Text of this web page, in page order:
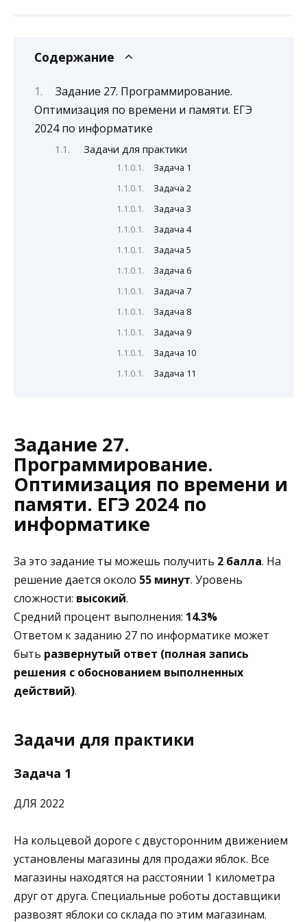
Содержание
Задание 27. Программирование.
Оптимизация по времени и памяти. ЕГЭ
2024 по информатике
Задачи для практики
Задача 1
Задача 2
Задача 3
Задача 4
Задача 5
Задача 6
Задача 7
Задача 8
Задача 9
Задача 10
Задача 11
Задание 27.
Программирование.
Оптимизация по времени и
памяти. ЕГЭ 2024 по
информатике
За это задание ты можешь получить 2 балла. На
решение дается около 55 минут. Уровень
сложности: высокий.
Средний процент выполнения: 14.3%
Ответом к заданию 27 по информатике может
быть развернутый ответ (полная запись
решения с обоснованием выполненных
действий).
Задачи для практики
Задача 1
ДЛЯ 2022
На кольцевой дороге с двусторонним движением
установлены магазины для продажи яблок. Все
магазины находятся на расстоянии 1 километра
друг от друга. Специальные роботы доставщики
развозят яблоки со склада по этим магазинам.